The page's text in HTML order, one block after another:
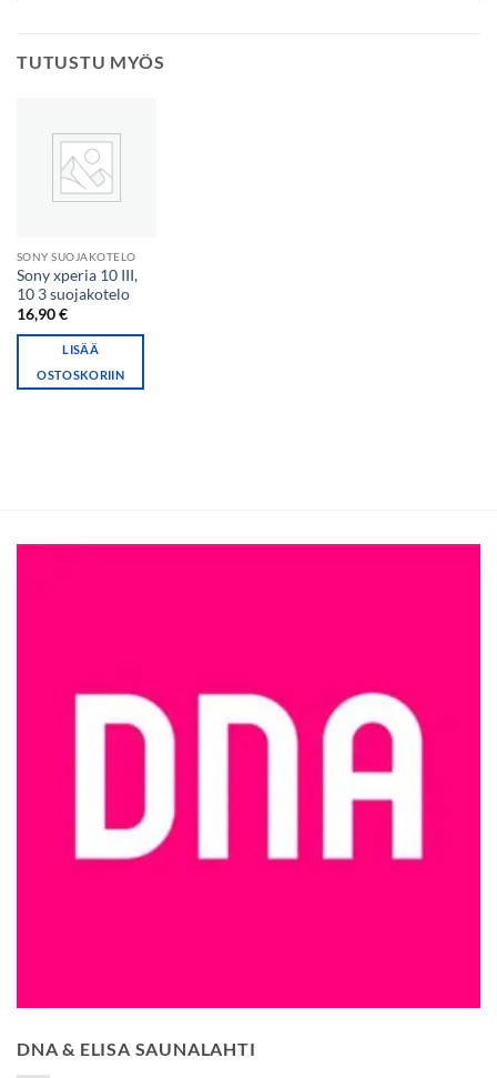
TUTUSTU MYÖS
SONY SUOJAKOTELO
Sony xperia 10 III,
10 3 suojakotelo
16,90€
LISÄÄ
OSTOSKORIIN
DNA & ELISA SAUNALAHTI